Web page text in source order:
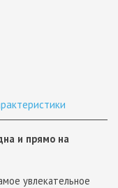
и прямо на
увлекательное